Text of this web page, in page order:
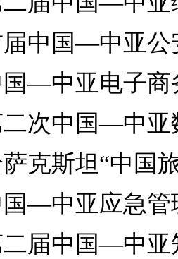
届中国—中亚
国—中亚电子商
二次中国—中
萨克斯坦“中国
国—中亚应急
二届中国—中